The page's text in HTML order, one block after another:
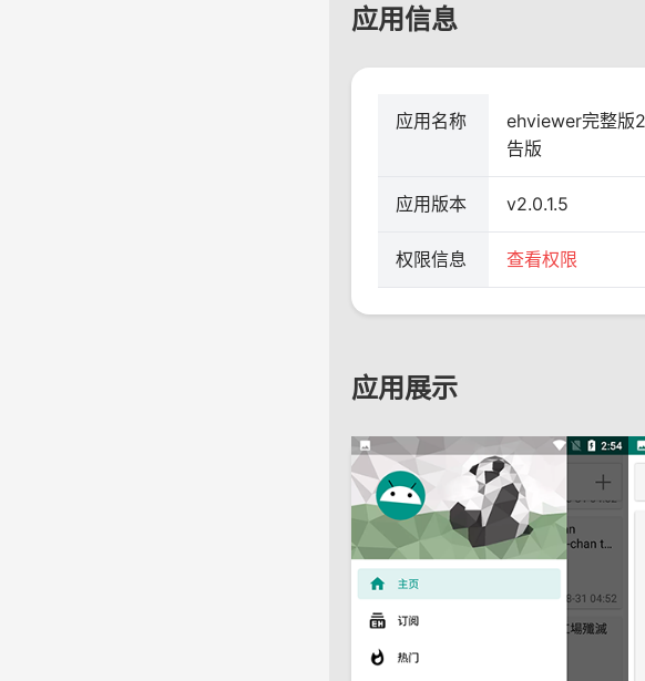
应用信息
应用名称
ehviewer完整版
告版
应用版本 v2.0.1.5
权限信息 查看权限
应用展示